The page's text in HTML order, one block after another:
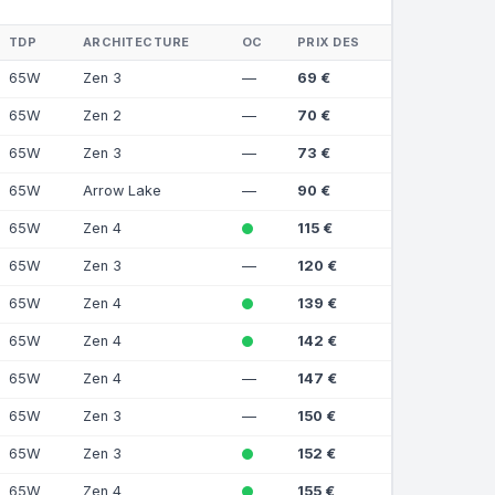
TDP ARCHITECTURE OC PRIX DES
65W Zen 3 — 69 €
65W Zen 2 — 70 €
65W Zen 3 — 73 €
65W Arrow Lake — 90 €
65W Zen 4 115 €
65W Zen 3 — 120 €
65W Zen 4 139 €
65W Zen 4 142 €
65W Zen 4 — 147 €
65W Zen 3 — 150 €
65W Zen 3 152 €
65W Zen 4 155 €